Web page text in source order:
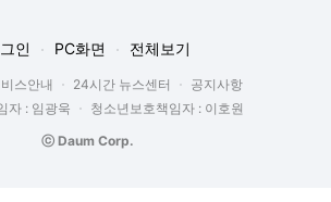
인 PC화면 전체보기
스안내 24시간 뉴스센터
공지사항
자 : 임광욱
청소년보호책임자 : 이호원
ⓒ Daum Corp.